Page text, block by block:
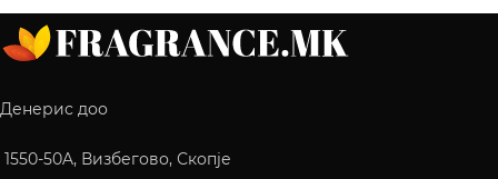
Денерис доо
1550-50A, Визбегово, Скопје